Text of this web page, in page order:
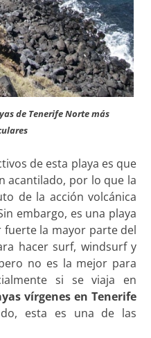
de Tenerife Norte más
de esta playa es que
acantilado, por lo que la
de la acción volcánica
embargo, es una playa
fuerte la mayor parte del
hacer surf, windsurf y
no es la mejor para
si se viaja en
vírgenes en Tenerife
esta es una de las